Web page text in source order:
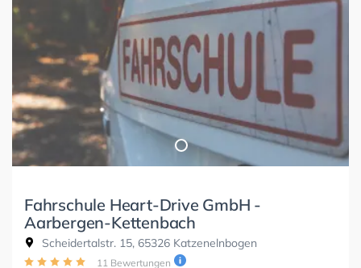
Fahrschule Heart-Drive GmbH -
Aarbergen-Kettenbach
Scheidertalstr. 15, 65326 Katzenelnbogen
11 Bewertungen